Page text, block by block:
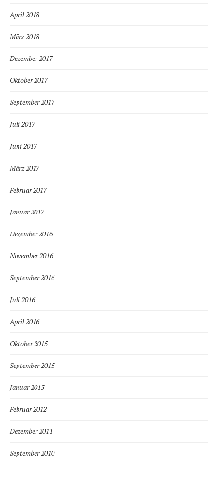
April 2018
März 2018
Dezember 2017
Oktober 2017
September 2017
Juli 2017
Juni 2017
März 2017
Februar 2017
Januar 2017
Dezember 2016
November 2016
September 2016
Juli 2016
April 2016
Oktober 2015
September 2015
Januar 2015
Februar 2012
Dezember 2011
September 2010